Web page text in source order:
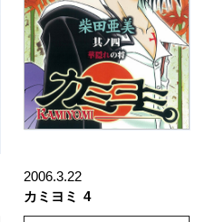
2006.3.22
カミヨミ 4